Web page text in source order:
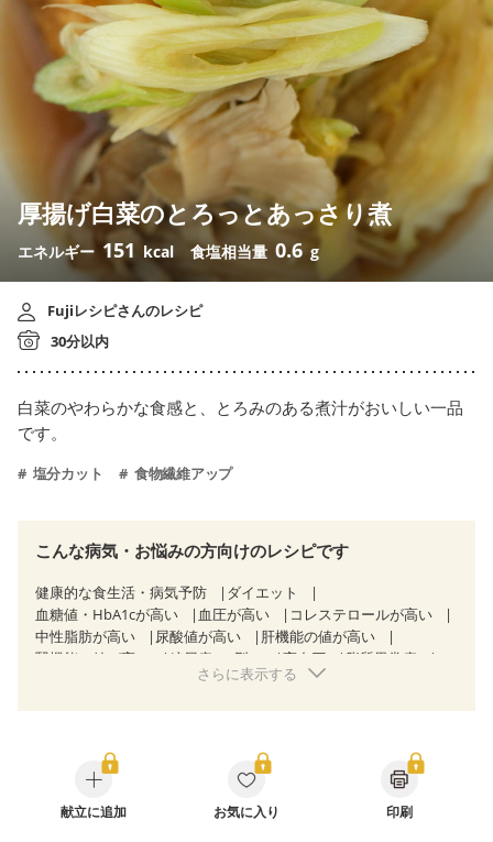
厚揚げ白菜のとろっとあっさり煮
エネルギー 151 kcal 食塩相当量 0.6 g
Fujiレシピさんのレシピ
30分以内
白菜のやわらかな食感と、とろみのある煮汁がおいしい一品
です。
塩分カット 食物繊維アップ
こんな病気・お悩みの方向けのレシピです
健康的な食生活・病気予防
ダイエット
血糖値・HbA1cが高い
血圧が高い
コレステロールが高い
中性脂肪が高い
尿酸値が高い
肝機能の値が高い
腎機能の値が高い
糖尿病（2型） 高血圧
脂質異常症
狭心症 心筋梗塞
糖尿病性腎症（第３期）
CKD（ステージ１）
CKD（ステージ２）
CKD（ステージ３a）
CKD（ステージ３b）
透析
乳がん（抗がん剤治療中）
さらに表示する
献立に追加 お気に入り 印刷